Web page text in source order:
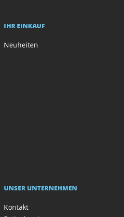
IHR EINKAUF
Neuheiten
UNSER UNTERNEHMEN
Kontakt